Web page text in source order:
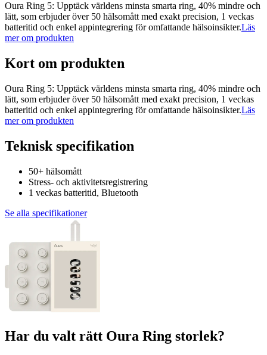
Oura Ring 5: Upptäck världens minsta smarta ring, 40% mindre och
lätt, som erbjuder över 50 hälsomått med exakt precision, 1 veckas
batteritid och enkel appintegrering för omfattande hälsoinsikter.Läs
mer om produkten
Kort om produkten
Oura Ring 5: Upptäck världens minsta smarta ring, 40% mindre och
lätt, som erbjuder över 50 hälsomått med exakt precision, 1 veckas
batteritid och enkel appintegrering för omfattande hälsoinsikter.Läs
mer om produkten
Teknisk specifikation
50+ hälsomått
Stress- och aktivitetsregistrering
1 veckas batteritid, Bluetooth
Se alla specifikationer
Har du valt rätt Oura Ring storlek?